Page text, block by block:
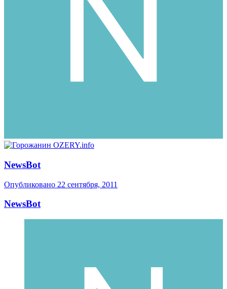
NewsBot
Опубликовано 22 сентября, 2011
NewsBot